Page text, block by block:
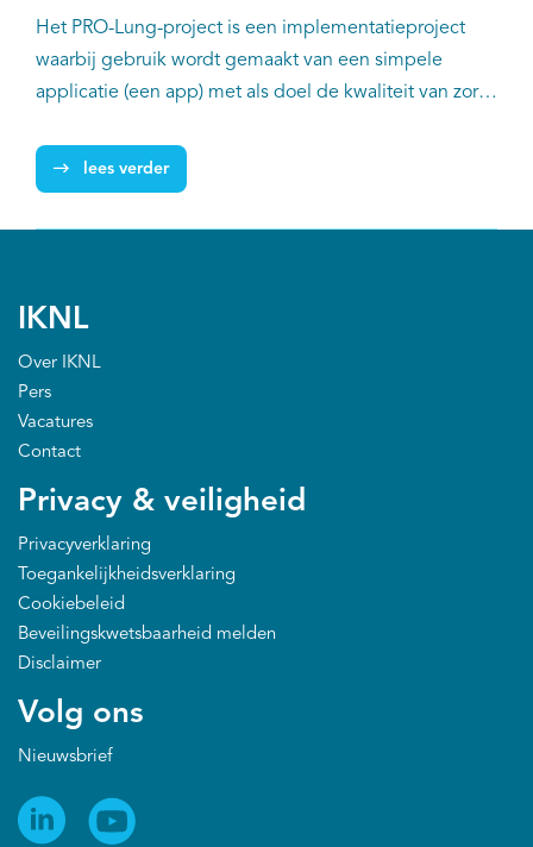
Het PRO-Lung-project is een implementatieproject
waarbij gebruik wordt gemaakt van een simpele
applicatie (een app) met als doel de kwaliteit van zorg
monitoren van bijwerkingen bij longkankerpatiënten,
die het voor zorgverleners makkelijker maakt om
drempelwaarden overschrijden. Zo kan de
en overleving.
lees verder
IKNL
Over IKNL
Pers
Vacatures
Contact
Privacy & veiligheid
Privacyverklaring
Toegankelijkheidsverklaring
Cookiebeleid
Beveilingskwetsbaarheid melden
Disclaimer
Volg ons
Nieuwsbrief